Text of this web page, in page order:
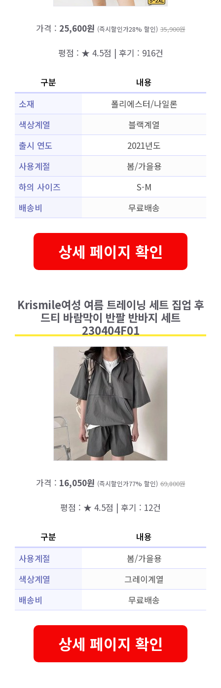
가격 : 25,600원 (즉시할인가28% 할인) 35,900원
평점 : ★ 4.5점 | 후기 : 916건
구분
내용
소재
폴리에스터/나일론
색상계열
블랙계열
출시 연도
2021년도
사용계절
봄/가을용
하의 사이즈
S-M
배송비
무료배송
상세 페이지 확인
Krismile여성 여름 트레이닝 세트 집업 후
드티 바람막이 반팔 반바지 세트
230404F01
가격 : 16,050원 (즉시할인가77% 할인) 69,800원
평점 : ★ 4.5점 | 후기 : 12건
구분
내용
사용계절
봄/가을용
색상계열
그레이계열
배송비
무료배송
상세 페이지 확인